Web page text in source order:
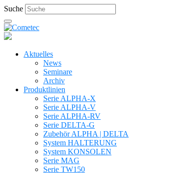
Suche
Aktuelles
News
Seminare
Archiv
Produktlinien
Serie ALPHA-X
Serie ALPHA-V
Serie ALPHA-RV
Serie DELTA-G
Zubehör ALPHA | DELTA
System HALTERUNG
System KONSOLEN
Serie MAG
Serie TW150